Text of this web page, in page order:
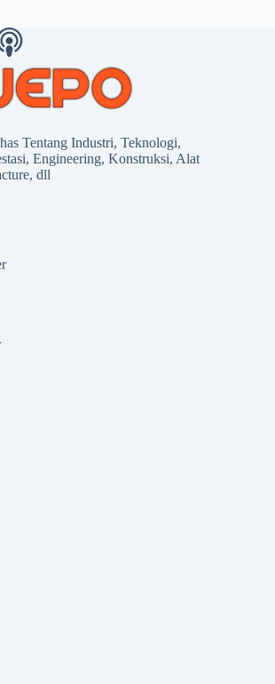
Tentang Industri, Teknologi,
Engineering, Konstruksi, Alat
dll